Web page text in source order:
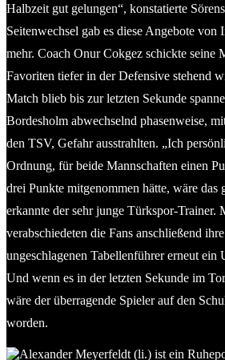
Halbzeit gut gelungen“, konstatierte
Seitenwechsel gab es diese Angebote
mehr. Coach Onur Cokgez schickte seine
Favoriten tiefer in der Defensive stehend
Match blieb bis zur letzten Sekunde
Bordesholm abwechselnd phasenweise,
den TSV, Gefahr ausstrahlten. „Ich
Ordnung, für beide Mannschaften einen
drei Punkte mitgenommen hätte, wäre das
erkannte der sehr junge Türkspor-Trainer.
verabschiedeten die Fans anschließend
ungeschlagenen Tabellenführer erneut ein
Und wenn es in der letzten Sekunde im
wäre der überragende Spieler auf den
worden.